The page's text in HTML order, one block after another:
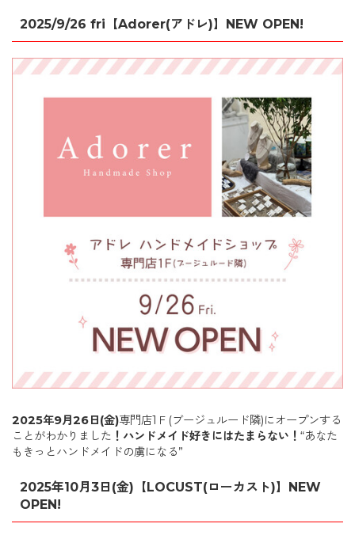
2025/9/26 fri【Adorer(アドレ)】NEW OPEN!
2025年9月26日(金)専門店1Ｆ(ブージュルード隣)にオープンする
ことがわかりました ！ハンドメイド好きにはたまらない！ “あなた
もきっとハンドメイドの虜になる”
2025年10月3日(金)【LOCUST(ローカスト)】NEW
OPEN!